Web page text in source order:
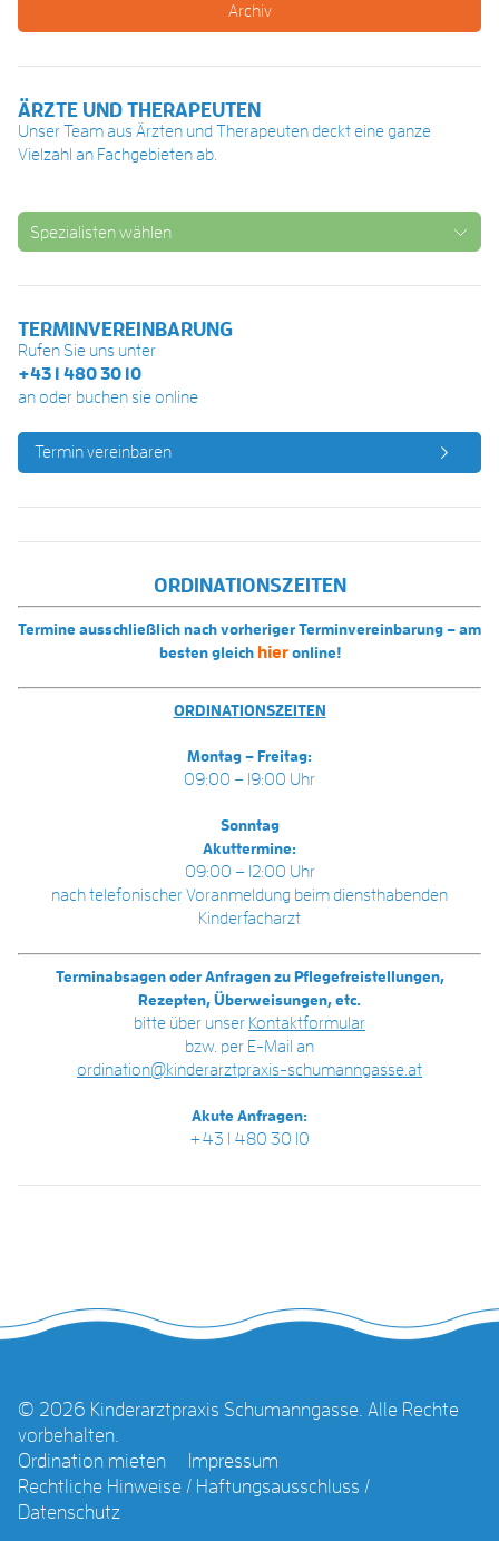
Archiv
ÄRZTE UND THERAPEUTEN
Unser Team aus Ärzten und Therapeuten deckt eine ganze
Vielzahl an Fachgebieten ab.
Spezialisten wählen
TERMINVEREINBARUNG
Rufen Sie uns unter
+43 1 480 30 10
an oder buchen sie online
Termin vereinbaren
ORDINATIONSZEITEN
Termine ausschließlich nach vorheriger Terminvereinbarung – am
besten gleich hieronline!
ORDINATIONSZEITEN
Montag – Freitag:
09:00 – 19:00 Uhr
Sonntag
Akuttermine:
09:00 – 12:00 Uhr
nach telefonischer Voranmeldung beim diensthabenden
Kinderfacharzt
Terminabsagen oder Anfragen zu Pflegefreistellungen,
Rezepten, Überweisungen, etc.
bitte über unser Kontaktformular
bzw. per E-Mail an
ordination@kinderarztpraxis-schumanngasse.at
Akute Anfragen:
+43 1 480 30 10
© 2026 Kinderarztpraxis Schumanngasse. Alle Rechte
vorbehalten.
Ordination mieten
Impressum
Rechtliche Hinweise / Haftungsausschluss /
Datenschutz